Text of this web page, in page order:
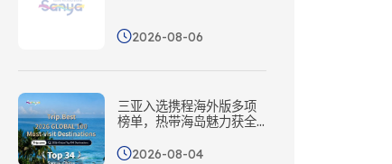
2026-08-06
三亚入选携程海外版多项
榜单，热带海岛魅力获全
2026-08-04